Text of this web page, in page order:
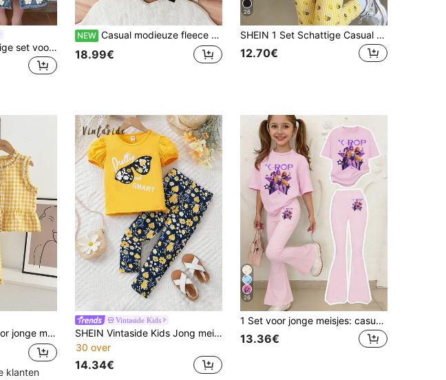
Vintaside Kids 2-delige set voor jonge meisjes met schattige countrystijl, geel jacquard top met strik en lange mouwen en denim broek met 3D bloemenversiering, geschikt voor casual uitstapjes in de herfst
NEW Casual modieuze fleece top met hartprint en halve rits, lange mouwen en lange broek met effen kleur en strikdecoratie, 2-delige set voor meisjes, herfst/winter
18.99€
26
SHEIN 1 Set Schattige Casual Outfit voor Jonge Meisjes in Pastorale Stijl met Cartoon Bijenprint T-shirt met Korte Mouwen en Bijen Gestreept Print Legging, Geschikt voor Zomerse Uitstapjes
12.70€
bloemenprint en ruitjespatroon, zomer
klanten
Vintaside Kids
SHEIN Vintaside Kids Jong meisje kleurrijke bedrukte top met pofmouwen en lange broek
30 over
14.34€
26
1 Set voor jonge meisjes: casual en comfortabel T-shirt met korte mouwen en ronde hals, met cartoonprint van een K-pop meidengroep, en flared broek. Modieus en casual, geschikt voor lente/zomeroutfits. Roze T-shirt set, casual kleding, K-pop meidenoutfit.
13.36€